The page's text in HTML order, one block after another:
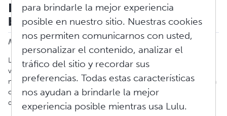
Distribución global: Conceptos
básicos
Imprimir
Modificado en: Vie, Ago 7, 2026 a 9:42 A. M.
La red de distribución global de Lulu pone su libro impreso a la
venta en Amazon.com y otros sitios web de venta en línea sin
ningún costo adicional para usted. La distribución global también
crea un listado para su libro con la compañía de libros Ingram,
que permite a las librerías locales comprar su libro.
para brindarle la mejor experiencia
posible en nuestro sitio. Nuestras cookies
nos permiten comunicarnos con usted,
personalizar el contenido, analizar el
tráfico del sitio y recordar sus
preferencias. Todas estas características
nos ayudan a brindarle la mejor
experiencia posible mientras usa Lulu.